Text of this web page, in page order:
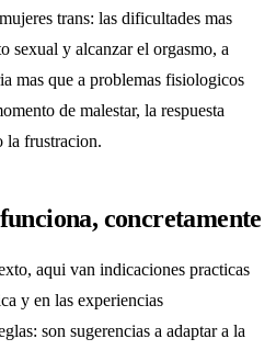
trans: las dificultades mas
sexual y alcanzar el orgasmo, a
mas que a problemas fisiologicos
de malestar, la respuesta
la frustracion.
concretamente
aqui van indicaciones practicas
y en las experiencias
son sugerencias a adaptar a la